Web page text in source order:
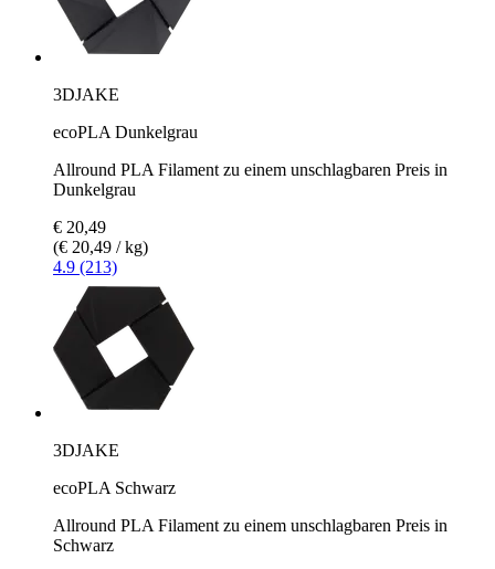
3DJAKE
ecoPLA Dunkelgrau
Allround PLA Filament zu einem unschlagbaren Preis in
Dunkelgrau
€ 20,49
(€ 20,49 / kg)
4.9 (213)
3DJAKE
ecoPLA Schwarz
Allround PLA Filament zu einem unschlagbaren Preis in
Schwarz